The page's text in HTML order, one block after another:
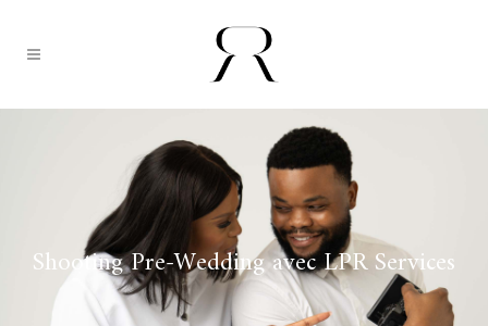
Shooting Pre-Wedding avec LPR Services